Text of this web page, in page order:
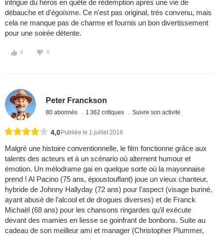
intrigue du héros en quête de rédemption après une vie de
débauche et d'égoïsme. Ce n'est pas original, très convenu, mais
cela ne manque pas de charme et fournis un bon divertissement
pour une soirée détente.
0 0
Peter Franckson
80 abonnés 1 362 critiques Suivre son activité
4,0 Publiée le 1 juillet 2016
Malgré une histoire conventionnelle, le film fonctionne grâce aux
talents des acteurs et à un scénario où alternent humour et
émotion. Un mélodrame gai en quelque sorte où la mayonnaise
prend ! Al Pacino (75 ans, époustouflant) joue un vieux chanteur,
hybride de Johnny Hallyday (72 ans) pour l’aspect (visage buriné,
ayant abusé de l’alcool et de drogues diverses) et de Franck
Michaël (68 ans) pour les chansons ringardes qu’il exécute
devant des mamies en liesse se goinfrant de bonbons. Suite au
cadeau de son meilleur ami et manager (Christopher Plummer,